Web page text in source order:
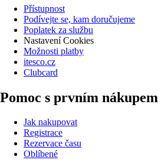
Přístupnost
Podívejte se, kam doručujeme
Poplatek za službu
Nastavení Cookies
Možnosti platby
itesco.cz
Clubcard
Pomoc s prvním nákupem
Jak nakupovat
Registrace
Rezervace času
Oblíbené